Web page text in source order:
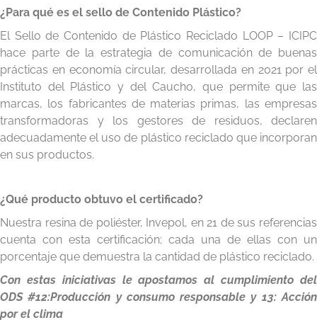
¿Para qué es el sello de Contenido Plástico?
El Sello de Contenido de Plástico Reciclado LOOP – ICIPC
hace parte de la estrategia de comunicación de buenas
prácticas en economía circular, desarrollada en 2021 por el
Instituto del Plástico y del Caucho, que permite que las
marcas, los fabricantes de materias primas, las empresas
transformadoras y los gestores de residuos, declaren
adecuadamente el uso de plástico reciclado que incorporan
en sus productos.
¿Qué producto obtuvo el certificado?
Nuestra resina de poliéster, Invepol, en 21 de sus referencias
cuenta con esta certificación; cada una de ellas con un
porcentaje que demuestra la cantidad de plástico reciclado.
Con estas iniciativas le apostamos al cumplimiento del
ODS #12:Producción y consumo responsable y 13: Acción
por el clima